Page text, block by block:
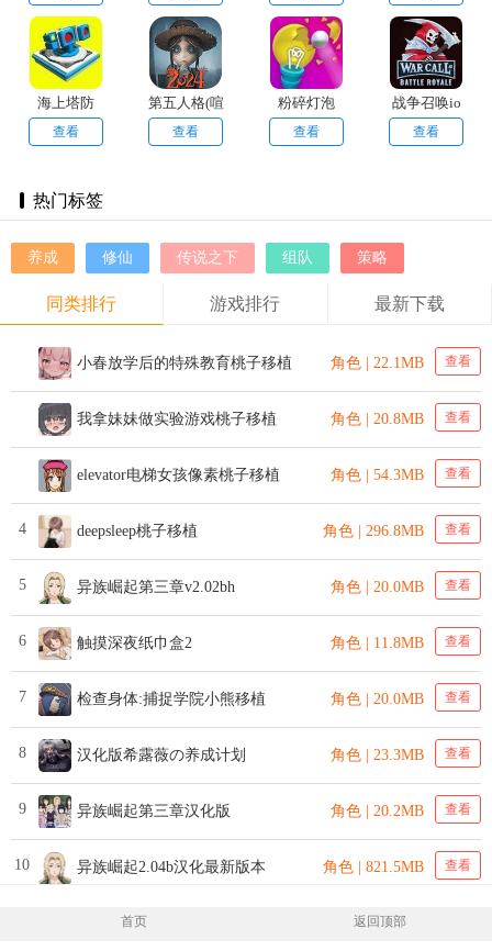
机版
海上塔防
查看
第五人格(喧
嚣再起)
查看
粉碎灯泡
查看
战争召唤io
查看
热门标签
养成 修仙 传说之下 组队 策略
同类排行 游戏排行 最新下载
小春放学后的特殊教育桃子移植 角色 | 22.1MB 查看
我拿妹妹做实验游戏桃子移植 角色 | 20.8MB 查看
elevator电梯女孩像素桃子移植 角色 | 54.3MB 查看
4 deepsleep桃子移植 角色 | 296.8MB 查看
5 异族崛起第三章v2.02bh 角色 | 20.0MB 查看
6 触摸深夜纸巾盒2 角色 | 11.8MB 查看
7 检查身体:捕捉学院小熊移植 角色 | 20.0MB 查看
8 汉化版希露薇の养成计划 角色 | 23.3MB 查看
9 异族崛起第三章汉化版 角色 | 20.2MB 查看
10 异族崛起2.04b汉化最新版本 角色 | 821.5MB 查看
首页 返回顶部